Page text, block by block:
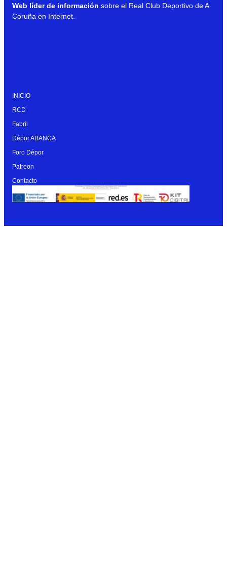
Web líder de información sobre el Real Club Deportivo de A
Coruña en Internet.
INICIO
RCD
Fabril
Dépor ABANCA
Foro Dépor
Patreon
Contacto